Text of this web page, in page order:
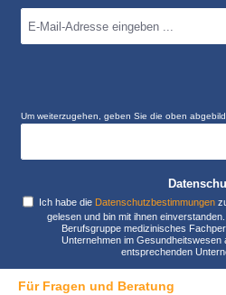
Mail-
Um weiterzugehen, geben Sie die oben
Ich habe die Datenschutzbestimmungen
gelesen und bin mit ihnen
Berufsgruppe medizinisches
Unternehmen im Gesundheitswesen
entsprechenden
Für Fragen und Beratung